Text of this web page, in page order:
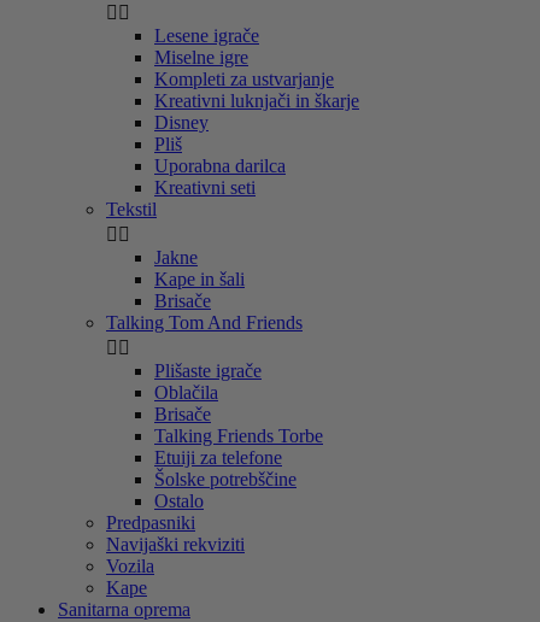
 
Lesene igrače
Miselne igre
Kompleti za ustvarjanje
Kreativni luknjači in škarje
Disney
Pliš
Uporabna darilca
Kreativni seti
Tekstil
 
Jakne
Kape in šali
Brisače
Talking Tom And Friends
 
Plišaste igrače
Oblačila
Brisače
Talking Friends Torbe
Etuiji za telefone
Šolske potrebščine
Ostalo
Predpasniki
Navijaški rekviziti
Vozila
Kape
Sanitarna oprema